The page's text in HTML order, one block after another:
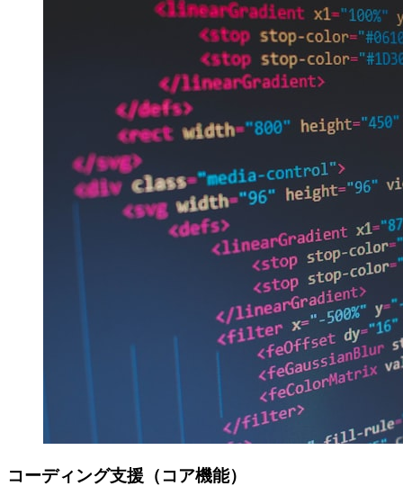
コーディング支援（コア機能）